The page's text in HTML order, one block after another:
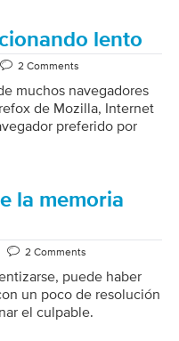
lento
2 Comments
muchos navegadores
de Mozilla, Internet
preferido por
por su bajo
de seguridad), pero a
algunas mejoras en el
la memoria
2 Comments
puede haber
un poco de resolución
el culpable.